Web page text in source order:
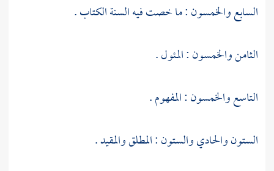
السابع والخمسون : ما خصت فيه السنة الكتاب .
الثامن والخمسون : المئول .
التاسع والخمسون : المفهوم .
الستون والحادي والستون : المطلق والمقيد .